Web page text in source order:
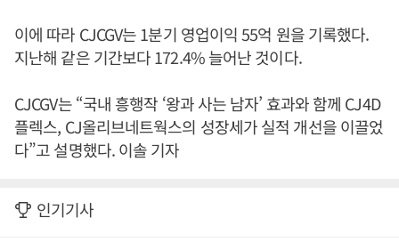
이에 따라 CJCGV는 1분기 영업이익 55억 원을 기록했다.
지난해 같은 기간보다 172.4% 늘어난 것이다.
CJCGV는 “국내 흥행작 ‘왕과 사는 남자’ 효과와 함께 CJ4D
플렉스, CJ올리브네트웍스의 성장세가 실적 개선을 이끌었
다”고 설명했다. 이솔 기자
인기기사